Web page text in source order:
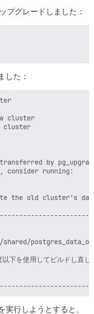
プグレードしました：
した：
cluster
cluster
cluster
by
consider running:
the old cluster's
下を使用してビルドし直し
実行しようとすると、